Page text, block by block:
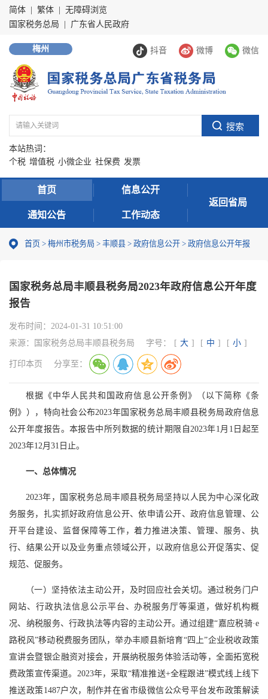
简体 繁体
无障碍浏览
国家税务总局
广东省人民政府
抖音 微博 微信
梅州
本站热词：
个税 增值税 小微企业 社保费 发票
首页 信息公开
通知公告 工作动态
返回省局
首页 > 梅州市税务局 > 丰顺县 > 政府信息公开 > 政府信息公开年报
国家税务总局丰顺县税务局2023年政府信息公开年度
报告
发布时间： 2024-01-31 10:51:00
来源：
国家税务总局丰顺县税务局 字号： [ 大 ] [ 中 ] [ 小 ]
打印本页 分享至：
根据《中华人民共和国政府信息公开条例》（以下简称《条
例》），特向社会公布2023年国家税务总局丰顺县税务局政府信息
公开年度报告。本报告中所列数据的统计期限自2023年1月1日起至
2023年12月31日止。
一、总体情况
2023年，国家税务总局丰顺县税务局坚持以人民为中心深化政
务服务，扎实抓好政府信息公开、依申请公开、政府信息管理、公
开平台建设、监督保障等工作，着力推进决策、管理、服务、执
行、结果公开以及业务重点领域公开，以政府信息公开促落实、促
规范、促服务。
（一）坚持依法主动公开，及时回应社会关切。通过税务门户
网站、行政执法信息公示平台、办税服务厅等渠道，做好机构概
况、纳税服务、行政执法等内容的主动公开。通过组建“嘉应税骑·e
路税风”移动税费服务团队，举办丰顺县新培育“四上”企业税收政策
宣讲会暨银企融资对接会，开展纳税服务体验活动等，全面拓宽税
费政策宣传渠道。2023年，采取“精准推送+全程跟进”模式线上线下
推送政策1487户次，制作并在省市级微信公众号平台发布政策解读